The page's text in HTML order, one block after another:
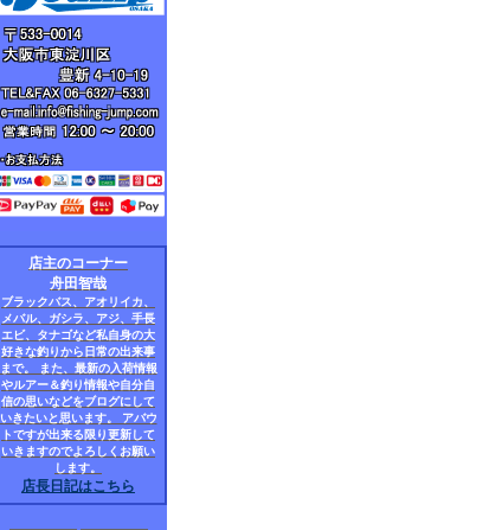
店主のコーナー
舟田智哉
ブラックバス、アオリイカ、
メバル、ガシラ、アジ、手長
エビ、タナゴなど私自身の大
好きな釣りから日常の出来事
まで。 また、最新の入荷情報
やルアー＆釣り情報や自分自
信の思いなどをブログにして
いきたいと思います。 アバウ
トですが出来る限り更新して
いきますのでよろしくお願い
します。
店長日記はこちら